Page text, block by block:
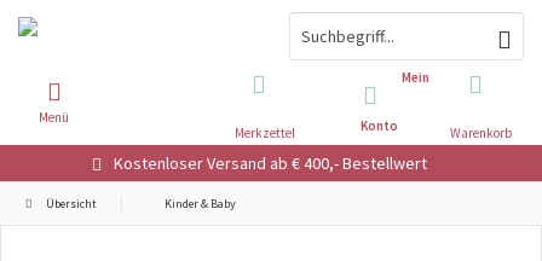
Kostenloser Versand ab € 400,- Bestellwert
Warenkorb
Merkzettel
Mein
Konto
Menü
Übersicht Kinder & Baby